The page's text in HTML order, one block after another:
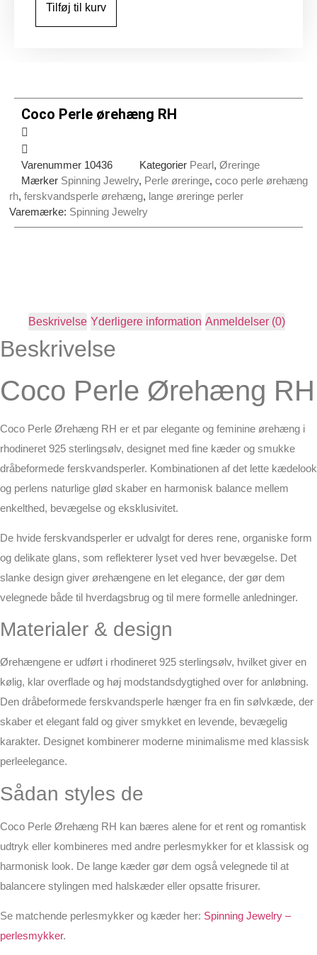
antal
Tilføj til kurv
Coco Perle ørehæng RH
Varenummer 10436 Kategorier Pearl, Øreringe
Mærker Spinning Jewelry, Perle øreringe, coco perle ørehæng
rh, ferskvandsperle ørehæng, lange øreringe perler
Varemærke: Spinning Jewelry
Beskrivelse Yderligere information Anmeldelser (0)
Beskrivelse
Coco Perle Ørehæng RH
Coco Perle Ørehæng RH er et par elegante og feminine ørehæng i
rhodineret 925 sterlingsølv, designet med fine kæder og smukke
dråbeformede ferskvandsperler. Kombinationen af det lette kædelook
og perlens naturlige glød skaber en harmonisk balance mellem
enkelthed, bevægelse og eksklusivitet.
De hvide ferskvandsperler er udvalgt for deres rene, organiske form
og delikate glans, som reflekterer lyset ved hver bevægelse. Det
slanke design giver ørehængene en let elegance, der gør dem
velegnede både til hverdagsbrug og til mere formelle anledninger.
Materialer & design
Ørehængene er udført i rhodineret 925 sterlingsølv, hvilket giver en
kølig, klar overflade og høj modstandsdygtighed over for anløbning.
Den dråbeformede ferskvandsperle hænger fra en fin sølvkæde, der
skaber et elegant fald og giver smykket en levende, bevægelig
karakter. Designet kombinerer moderne minimalisme med klassisk
perleelegance.
Sådan styles de
Coco Perle Ørehæng RH kan bæres alene for et rent og romantisk
udtryk eller kombineres med andre perlesmykker for et klassisk og
harmonisk look. De lange kæder gør dem også velegnede til at
balancere stylingen med halskæder eller op­satte frisurer.
Se matchende perlesmykker og kæder her: Spinning Jewelry –
perlesmykker.